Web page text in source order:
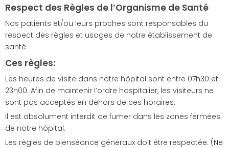
Respect des Règles de l’Organisme de Santé
Nos patients et/ou leurs proches sont responsables du
respect des règles et usages de notre établissement de
santé.
Ces règles:
Les heures de visite dans notre hôpital sont entre 07h30 et
23h00. Afin de maintenir l’ordre hospitalier, les visiteurs ne
sont pas acceptés en dehors de ces horaires.
Il est absolument interdit de fumer dans les zones fermées
de notre hôpital.
Les règles de bienséance généraux doit être respectée. (Ne